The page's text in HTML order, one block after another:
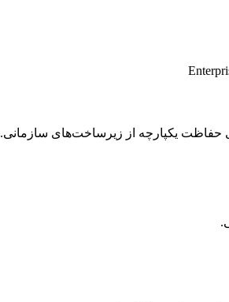
یکپارچه از زیرساخت‌های سازمانی.